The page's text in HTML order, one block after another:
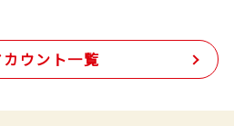
ウント一覧